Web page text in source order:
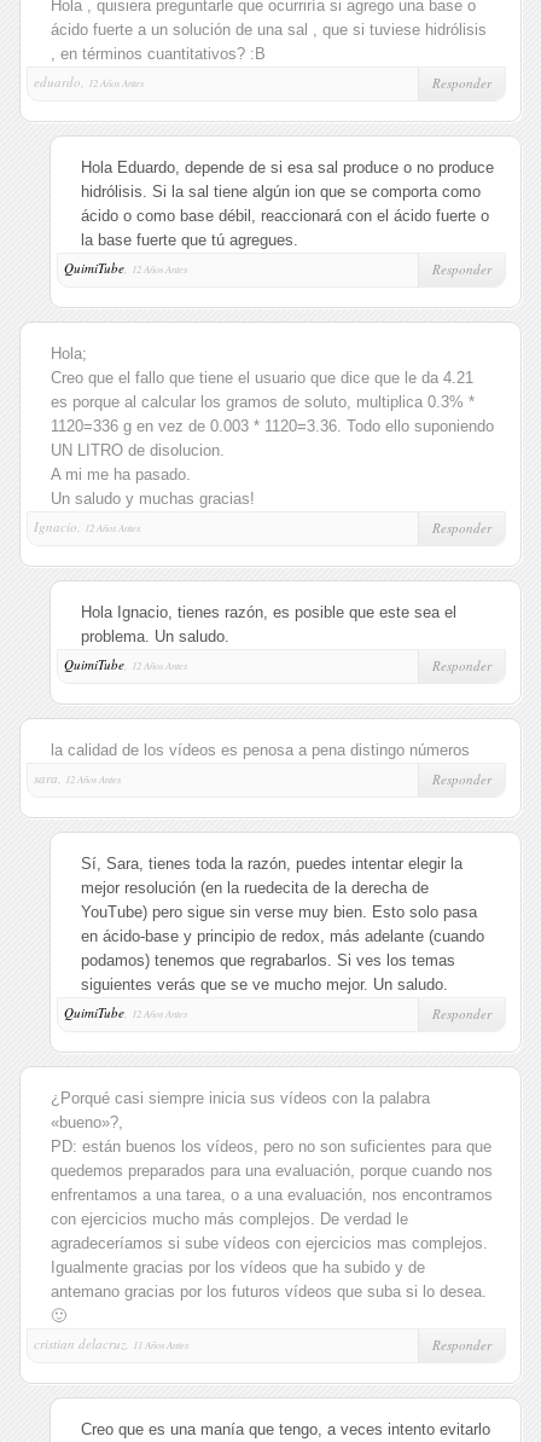
Hola , quisiera preguntarle que ocurriría si agrego una base o
ácido fuerte a un solución de una sal , que si tuviese hidrólisis
, en términos cuantitativos? :B
eduardo,
12 Años Antes Responder
Hola Eduardo, depende de si esa sal produce o no produce
hidrólisis. Si la sal tiene algún ion que se comporta como
ácido o como base débil, reaccionará con el ácido fuerte o
la base fuerte que tú agregues.
QuimiTube, 12 Años Antes Responder
Hola;
Creo que el fallo que tiene el usuario que dice que le da 4.21
es porque al calcular los gramos de soluto, multiplica 0.3% *
1120=336 g en vez de 0.003 * 1120=3.36. Todo ello suponiendo
UN LITRO de disolucion.
A mi me ha pasado.
Un saludo y muchas gracias!
Ignacio,
12 Años Antes Responder
Hola Ignacio, tienes razón, es posible que este sea el
problema. Un saludo.
QuimiTube, 12 Años Antes Responder
la calidad de los vídeos es penosa a pena distingo números
sara,
12 Años Antes Responder
Sí, Sara, tienes toda la razón, puedes intentar elegir la
mejor resolución (en la ruedecita de la derecha de
YouTube) pero sigue sin verse muy bien. Esto solo pasa
en ácido-base y principio de redox, más adelante (cuando
podamos) tenemos que regrabarlos. Si ves los temas
siguientes verás que se ve mucho mejor. Un saludo.
QuimiTube, 12 Años Antes Responder
¿Porqué casi siempre inicia sus vídeos con la palabra
«bueno»?,
PD: están buenos los vídeos, pero no son suficientes para que
quedemos preparados para una evaluación, porque cuando nos
enfrentamos a una tarea, o a una evaluación, nos encontramos
con ejercicios mucho más complejos. De verdad le
agradeceríamos si sube vídeos con ejercicios mas complejos.
Igualmente gracias por los vídeos que ha subido y de
antemano gracias por los futuros vídeos que suba si lo desea.
🙂
cristian delacruz,
11 Años Antes Responder
Creo que es una manía que tengo, a veces intento evitarlo